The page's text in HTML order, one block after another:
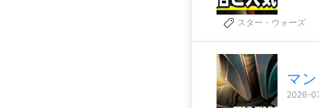
スター・ウォーズ
マ
2026-